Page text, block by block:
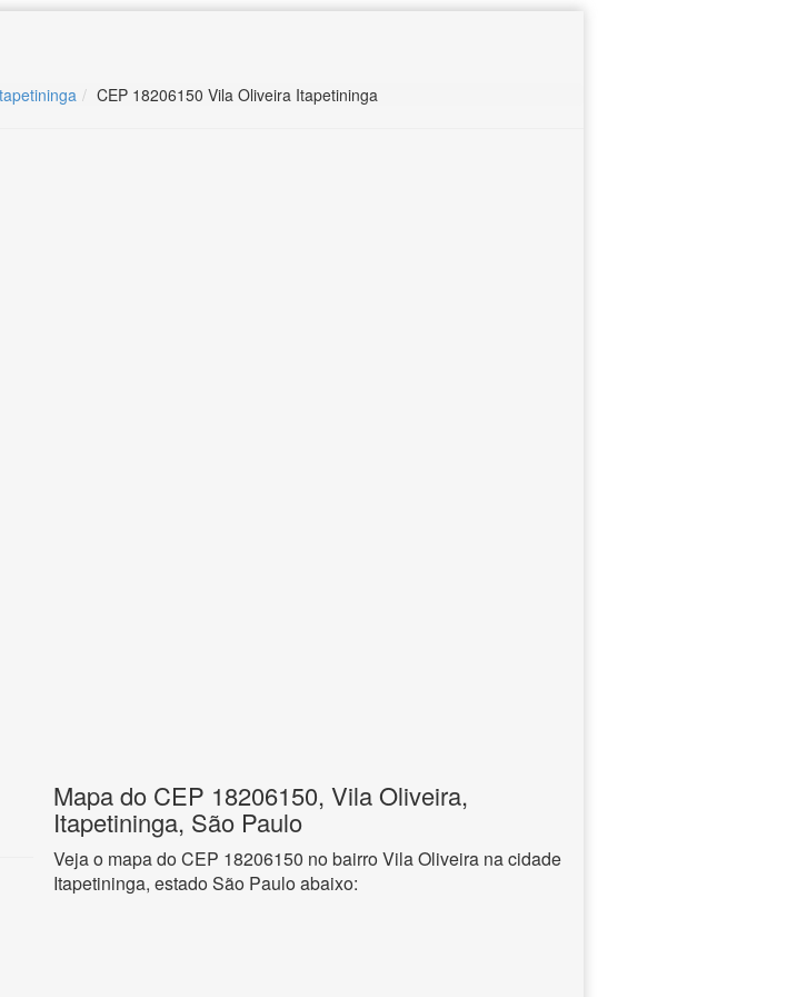
CEP 18206150 Vila Oliveira Itapetininga
Mapa do CEP 18206150, Vila Oliveira,
Itapetininga, São Paulo
Veja o mapa do CEP 18206150 no bairro Vila Oliveira na cidade
Itapetininga, estado São Paulo abaixo: